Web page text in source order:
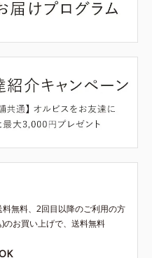
無料、2回目以降のご利用の方
のお買い上げで、送料無料